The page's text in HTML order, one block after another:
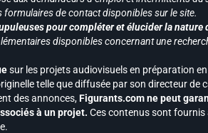
de contact disponibles sur le site.
pour compléter et élucider la nature
disponibles concernant une
sur les projets audiovisuels en préparation
telle que diffusée par son directeur de
des annonces,Figurants.com ne peut
à un projet. Ces contenus sont